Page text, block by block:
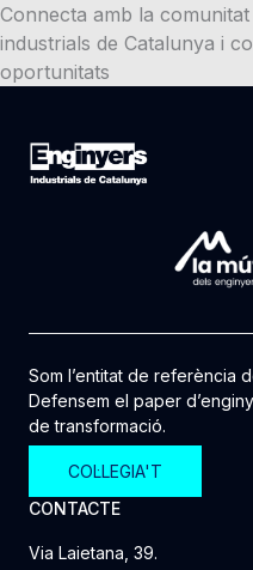
Connecta amb la comunitat
industrials de Catalunya i
oportunitats
Som l’entitat de referència
Defensem el paper
de transformació.
COL·LEGIA'T
CONTACTE
Via Laietana, 39.